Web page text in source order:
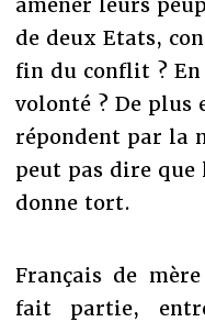
de deux Etats,
fin du conflit ?
volonté ? De plus
répondent par la
peut pas dire
donne tort.
Français de
fait partie,